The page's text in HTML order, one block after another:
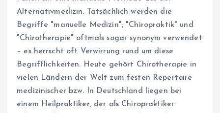
Alternativmedizin. Tatsächlich werden die
Begriffe "manuelle Medizin"; "Chiropraktik" und
"Chirotherapie" oftmals sogar synonym verwendet
– es herrscht oft Verwirrung rund um diese
Begrifflichkeiten. Heute gehört Chirotherapie in
vielen Ländern der Welt zum festen Repertoire
medizinischer bzw. In Deutschland liegen bei
einem Heilpraktiker, der als Chiropraktiker